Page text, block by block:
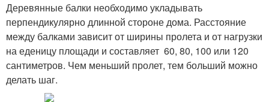
Деревянные балки необходимо укладывать
перпендикулярно длинной стороне дома. Расстояние
между балками зависит от ширины пролета и от нагрузки
на еденицу площади и составляет 60, 80, 100 или 120
сантиметров. Чем меньший пролет, тем больший можно
делать шаг.